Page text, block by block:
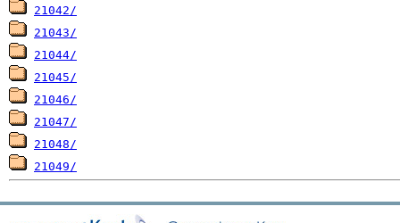
21042/
21043/
21044/
21045/
21046/
21047/
21048/
21049/